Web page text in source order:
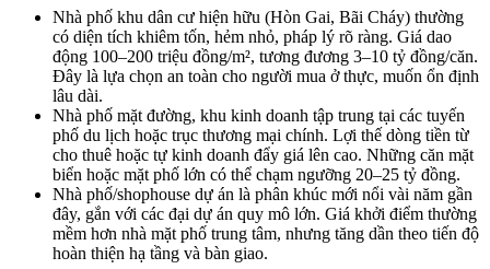
Nhà phố khu dân cư hiện hữu (Hòn Gai, Bãi Cháy) thường
có diện tích khiêm tốn, hẻm nhỏ, pháp lý rõ ràng. Giá dao
động 100–200 triệu đồng/m², tương đương 3–10 tỷ đồng/căn.
Đây là lựa chọn an toàn cho người mua ở thực, muốn ổn định
lâu dài.
Nhà phố mặt đường, khu kinh doanh tập trung tại các tuyến
phố du lịch hoặc trục thương mại chính. Lợi thế dòng tiền từ
cho thuê hoặc tự kinh doanh đẩy giá lên cao. Những căn mặt
biển hoặc mặt phố lớn có thể chạm ngưỡng 20–25 tỷ đồng.
Nhà phố/shophouse dự án là phân khúc mới nổi vài năm gần
đây, gắn với các đại dự án quy mô lớn. Giá khởi điểm thường
mềm hơn nhà mặt phố trung tâm, nhưng tăng dần theo tiến độ
hoàn thiện hạ tầng và bàn giao.